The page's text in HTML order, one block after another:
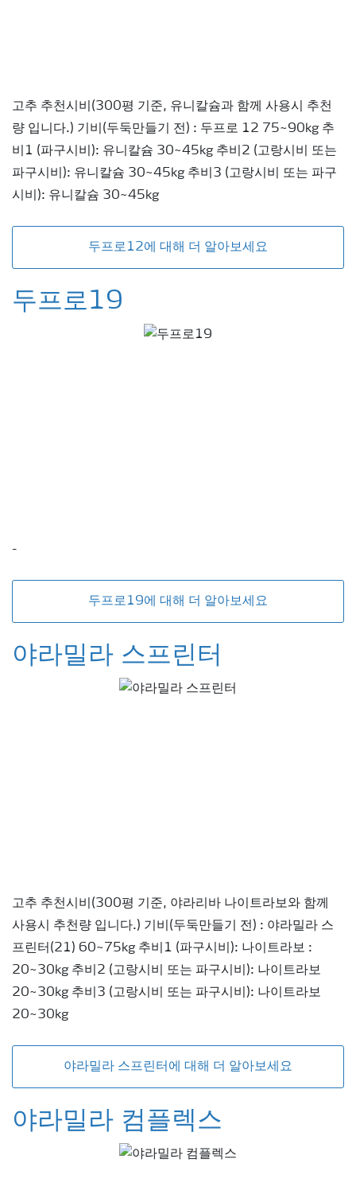
고추 추천시비(300평 기준, 유니칼슘과 함께 사용시 추천
량 입니다.) 기비(두둑만들기 전) : 두프로 12 75~90kg 추
비1 (파구시비): 유니칼슘 30~45kg 추비2 (고랑시비 또는
파구시비): 유니칼슘 30~45kg 추비3 (고랑시비 또는 파구
시비): 유니칼슘 30~45kg
두프로12에 대해 더 알아보세요
두프로19
-
두프로19에 대해 더 알아보세요
야라밀라 스프린터
고추 추천시비(300평 기준, 야라리바 나이트라보와 함께
사용시 추천량 입니다.) 기비(두둑만들기 전) : 야라밀라 스
프린터(21) 60~75kg 추비1 (파구시비): 나이트라보 :
20~30kg 추비2 (고랑시비 또는 파구시비): 나이트라보
20~30kg 추비3 (고랑시비 또는 파구시비): 나이트라보
20~30kg
야라밀라 스프린터에 대해 더 알아보세요
야라밀라 컴플렉스